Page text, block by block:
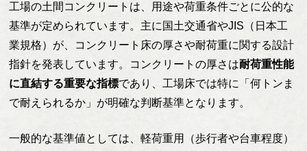
工場の土間コンクリートは、用途や荷重条件ごとに公的な
基準が定められています。主に国土交通省やJIS（日本工
業規格）が、コンクリート床の厚さや耐荷重に関する設計
指針を発表しています。コンクリートの厚さは耐荷重性能
に直結する重要な指標であり、工場床では特に「何トンま
で耐えられるか」が明確な判断基準となります。
一般的な基準値としては、軽荷重用（歩行者や台車程度）